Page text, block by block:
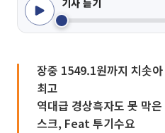
기사 듣기
장중 1549.1원까지 치솟
최고
역대급 경상흑자도 못 막
스크, Feat 투기수요